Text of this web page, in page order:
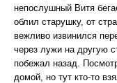
непослушный Витя
облил старушку, от
вежливо извинился
через лужи на другую
побежал назад.
домой, но тут кто-то